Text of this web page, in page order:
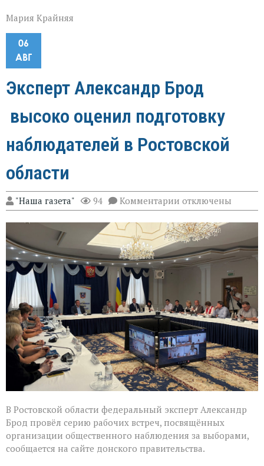
Мария Крайняя
06
АВГ
Эксперт Александр Брод
высоко оценил подготовку
наблюдателей в Ростовской
области
"Наша газета" 94 Комментарии к
записи
Эксперт
Александр
Брод
высоко
оценил
подготовку
наблюдателей
Ростовской
области
отключены
В Ростовской области федеральный эксперт Александр
Брод провёл серию рабочих встреч, посвящённых
организации общественного наблюдения за выборами,
сообщается на сайте донского правительства.